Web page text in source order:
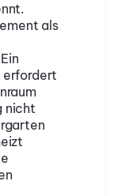
als
erfordert
nicht